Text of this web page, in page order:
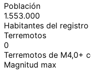
Población
1.553.000
Habitantes del
Terremotos
0
Terremotos de M4,0+
Magnitud max